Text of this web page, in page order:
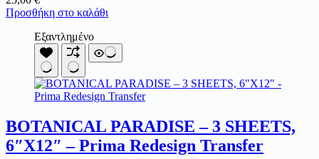
Προσθήκη στο καλάθι
Εξαντλημένο
BOTANICAL PARADISE – 3 SHEETS,
6″X12″ – Prima Redesign Transfer